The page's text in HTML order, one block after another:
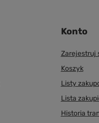
Konto
Zarejestruj
Koszyk
Listy
Lista
Historia